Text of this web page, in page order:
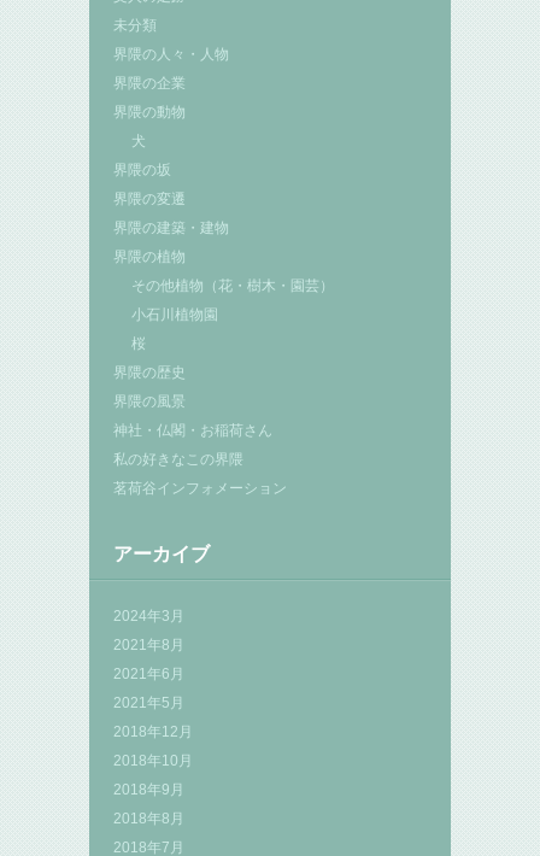
未分類
界隈の人々・人物
界隈の企業
界隈の動物
犬
界隈の坂
界隈の変遷
界隈の建築・建物
界隈の植物
その他植物（花・樹木・園芸）
小石川植物園
桜
界隈の歴史
界隈の風景
神社・仏閣・お稲荷さん
私の好きなこの界隈
茗荷谷インフォメーション
アーカイブ
2024年3月
2021年8月
2021年6月
2021年5月
2018年12月
2018年10月
2018年9月
2018年8月
2018年7月